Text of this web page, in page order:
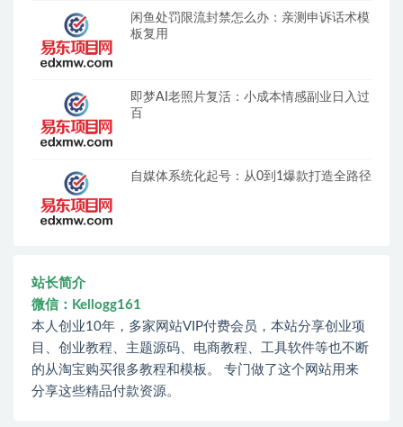
闲鱼处罚限流封禁怎么办：亲测申诉话术模
板复用
即梦AI老照片复活：小成本情感副业日入过
百
自媒体系统化起号：从0到1爆款打造全路径
站长简介
微信：Kellogg161
本人创业10年，多家网站VIP付费会员，本站分享创业项
目、创业教程、主题源码、电商教程、工具软件等也不断
的从淘宝购买很多教程和模板。 专门做了这个网站用来
分享这些精品付款资源。